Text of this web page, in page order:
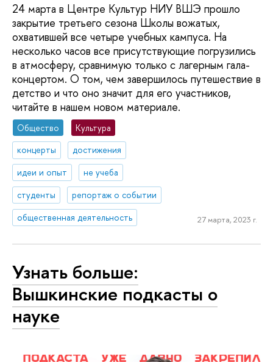
24 марта в Центре Культур НИУ ВШЭ прошло
закрытие третьего сезона Школы вожатых,
охватившей все четыре учебных кампуса. На
несколько часов все присутствующие погрузились
в атмосферу, сравнимую только с лагерным гала-
концертом. О том, чем завершилось путешествие в
детство и что оно значит для его участников,
читайте в нашем новом материале.
Общество
Культура
концерты
достижения
идеи и опыт
не учеба
студенты
репортаж о событии
общественная деятельность
27 марта, 2023 г.
Узнать больше:
Вышкинские подкасты о
науке